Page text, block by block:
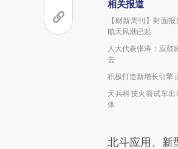
相关报道
【财新周刊】封面
航天风潮已起
人大代表张涛：应鼓
去
积极打造新增长引擎
天兵科技火箭试车
体
北斗应用、新